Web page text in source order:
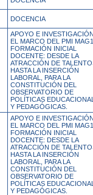
DOCENCIA
APOYO E
EL MARCO DEL PMI
FORMACIÓN INICIAL
DOCENTE: DESDE LA
ATRACCIÓN DE
HASTA LA INSERCIÓN
LABORAL, PARA LA
CONSTITUCIÓN DEL
OBSERVATORIO DE
POLÍTICAS
Y PEDAGÓGICAS.
APOYO E
EL MARCO DEL PMI
FORMACIÓN INICIAL
DOCENTE: DESDE LA
ATRACCIÓN DE
HASTA LA INSERCIÓN
LABORAL, PARA LA
CONSTITUCIÓN DEL
OBSERVATORIO DE
POLÍTICAS
Y PEDAGÓGICAS.